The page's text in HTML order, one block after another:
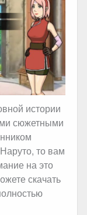
истории
сюжетными
то вам
на это
скачать